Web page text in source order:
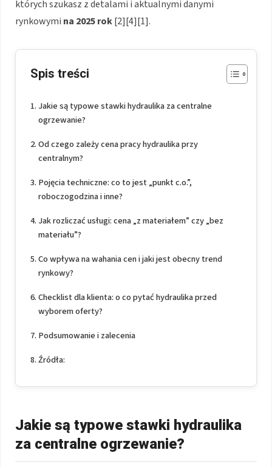
których szukasz z detalami i aktualnymi danymi
rynkowymi na 2025 rok[2][4][1].
Spis treści
Jakie są typowe stawki hydraulika za centralne
ogrzewanie?
Od czego zależy cena pracy hydraulika przy
centralnym?
Pojęcia techniczne: co to jest „punkt c.o.”,
roboczogodzina i inne?
Jak rozliczać usługi: cena „z materiałem” czy „bez
materiału”?
Co wpływa na wahania cen i jaki jest obecny trend
rynkowy?
Checklist dla klienta: o co pytać hydraulika przed
wyborem oferty?
Podsumowanie i zalecenia
Źródła:
Jakie są typowe stawki hydraulika
za centralne ogrzewanie?